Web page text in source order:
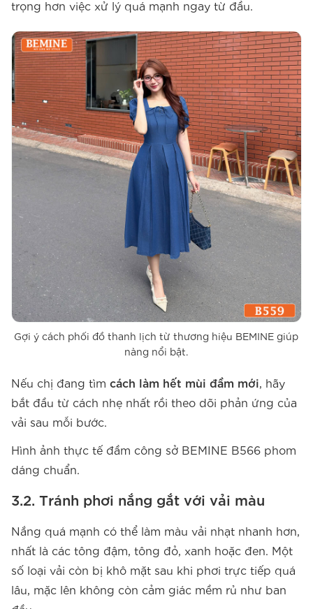
trọng hơn việc xử lý quá mạnh ngay từ đầu.
Gợi ý cách phối đồ thanh lịch từ thương hiệu BEMINE giúp
nàng nổi bật.
Nếu chị đang tìm cách làm hết mùi đầm mới, hãy
bắt đầu từ cách nhẹ nhất rồi theo dõi phản ứng của
vải sau mỗi bước.
Hình ảnh thực tế đầm công sở BEMINE B566 phom
dáng chuẩn.
3.2. Tránh phơi nắng gắt với vải màu
Nắng quá mạnh có thể làm màu vải nhạt nhanh hơn,
nhất là các tông đậm, tông đỏ, xanh hoặc đen. Một
số loại vải còn bị khô mặt sau khi phơi trực tiếp quá
lâu, mặc lên không còn cảm giác mềm rủ như ban